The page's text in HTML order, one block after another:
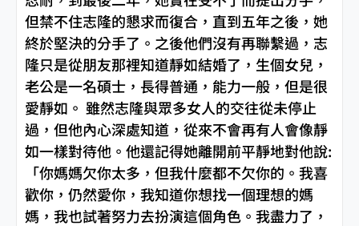
但禁不住志隆的懇求而復合，直到五年之後，她
終於堅決的分手了。之後他們沒有再聯繫過，志
隆只是從朋友那裡知道靜如結婚了，生個女兒，
老公是一名碩士，長得普通，能力一般，但是很
愛靜如。 雖然志隆與眾多女人的交往從未停止
過，但他內心深處知道，從來不會再有人會像靜
如一樣對待他。他還記得她離開前平靜地對他說:
「你媽媽欠你太多，但我什麼都不欠你的。我喜
歡你，仍然愛你，我知道你想找一個理想的媽
媽，我也試著努力去扮演這個角色。我盡力了，